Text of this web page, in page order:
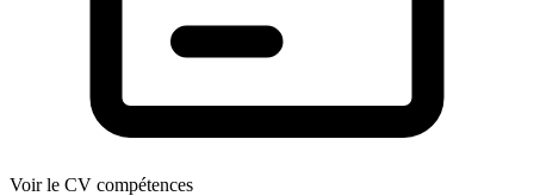
Voir le CV compétences